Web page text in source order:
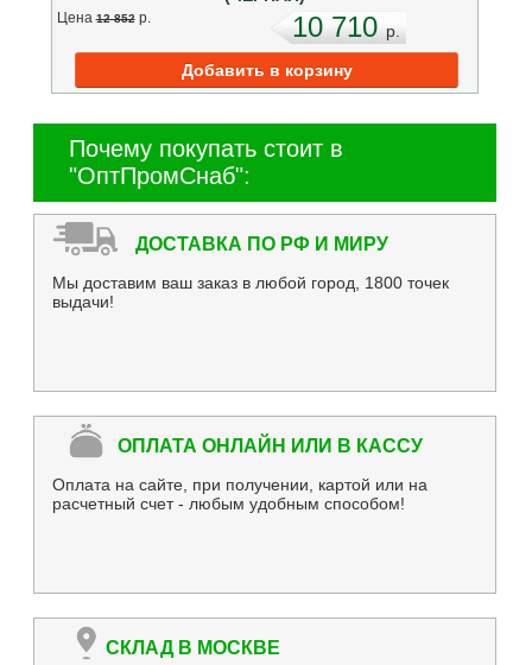
Цена 12 852 p. 10 710p.
Почему покупать стоит в
"ОптПромСнаб":
ДОСТАВКА ПО РФ И МИРУ
Мы доставим ваш заказ в любой город, 1800 точек
выдачи!
ОПЛАТА ОНЛАЙН ИЛИ В КАССУ
Оплата на сайте, при получении, картой или на
расчетный счет - любым удобным способом!
СКЛАД В МОСКВЕ